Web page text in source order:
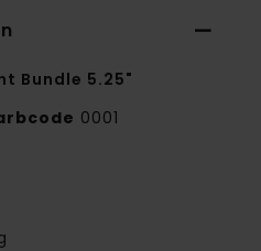
Bundle 5.25"
0001